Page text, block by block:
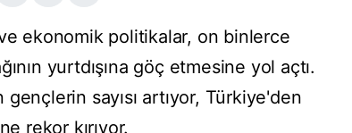
ekonomik politikalar, on binlerce
yurtdışına göç etmesine yol açtı.
sayısı artıyor, Türkiye'den
rekor kırıyor.